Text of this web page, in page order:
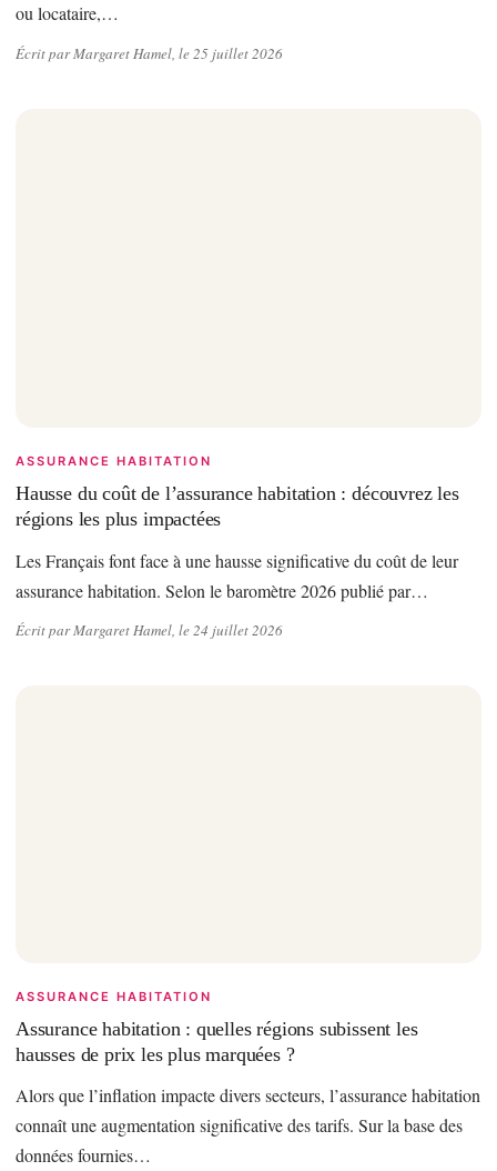
ou locataire,…
Écrit par Margaret Hamel, le 25 juillet 2026
ASSURANCE HABITATION
Hausse du coût de l’assurance habitation : découvrez les
régions les plus impactées
Les Français font face à une hausse significative du coût de leur
assurance habitation. Selon le baromètre 2026 publié par…
Écrit par Margaret Hamel, le 24 juillet 2026
ASSURANCE HABITATION
Assurance habitation : quelles régions subissent les
hausses de prix les plus marquées ?
Alors que l’inflation impacte divers secteurs, l’assurance habitation
connaît une augmentation significative des tarifs. Sur la base des
données fournies…